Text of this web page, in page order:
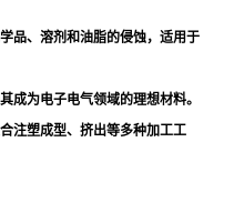
品、溶剂和油脂的侵蚀，适用于
成为电子电气领域的理想材料。
注塑成型、挤出等多种加工工